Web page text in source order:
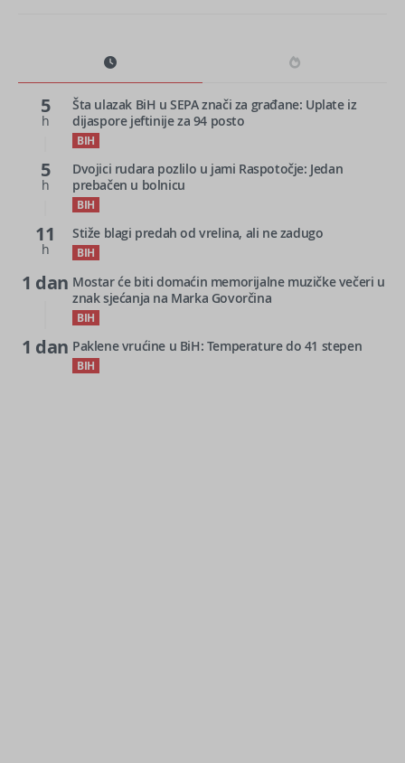
5
h
Šta ulazak BiH u SEPA znači za građane: Uplate iz
dijaspore jeftinije za 94 posto
BIH
5
h
Dvojici rudara pozlilo u jami Raspotočje: Jedan
prebačen u bolnicu
BIH
11
h
Stiže blagi predah od vrelina, ali ne zadugo
BIH
1 dan Mostar će biti domaćin memorijalne muzičke večeri u
znak sjećanja na Marka Govorčina
BIH
1 dan Paklene vrućine u BiH: Temperature do 41 stepen
BIH